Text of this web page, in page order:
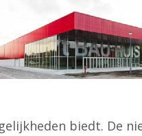
biedt. De